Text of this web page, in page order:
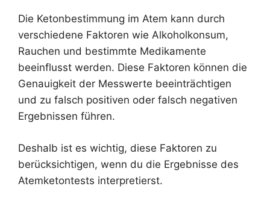
Die Ketonbestimmung im Atem kann durch
verschiedene Faktoren wie Alkoholkonsum,
Rauchen und bestimmte Medikamente
beeinflusst werden. Diese Faktoren können die
Genauigkeit der Messwerte beeinträchtigen
und zu falsch positiven oder falsch negativen
Ergebnissen führen.
Deshalb ist es wichtig, diese Faktoren zu
berücksichtigen, wenn du die Ergebnisse des
Atemketontests interpretierst.